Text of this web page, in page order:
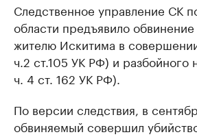
Следственное управление СК
области предъявило
жителю Искитима в
ч.2 ст.105 УК РФ) и разбойного
ч. 4 ст. 162 УК РФ).
По версии следствия, в
обвиняемый совершил